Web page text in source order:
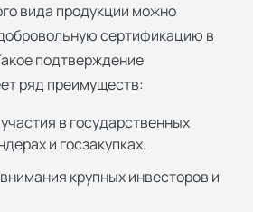
вида продукции можно
сертификацию в
подтверждение
ряд преимуществ:
в государственных
и госзакупках.
крупных инвесторов и